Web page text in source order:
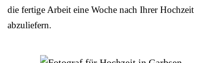
die fertige Arbeit eine Woche nach Ihrer Hochzeit
abzuliefern.